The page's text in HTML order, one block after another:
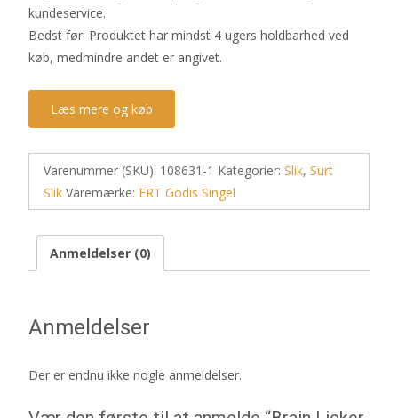
kundeservice.
Bedst før: Produktet har mindst 4 ugers holdbarhed ved
køb, medmindre andet er angivet.
Læs mere og køb
Varenummer (SKU): 108631-1 Kategorier: Slik, Surt
Slik Varemærke: ERT Godis Singel
Anmeldelser (0)
Anmeldelser
Der er endnu ikke nogle anmeldelser.